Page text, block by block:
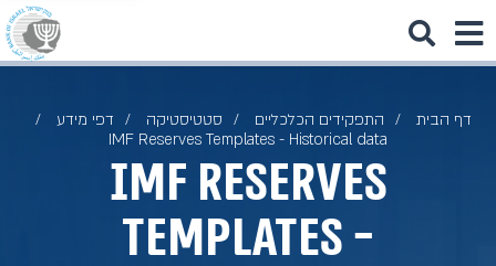
דף הבית התפקידים הכלכליים סטטיסטיקה
דפי מידע
IMF Reserves Templates - Historical data
IMF Reserves
Templates -